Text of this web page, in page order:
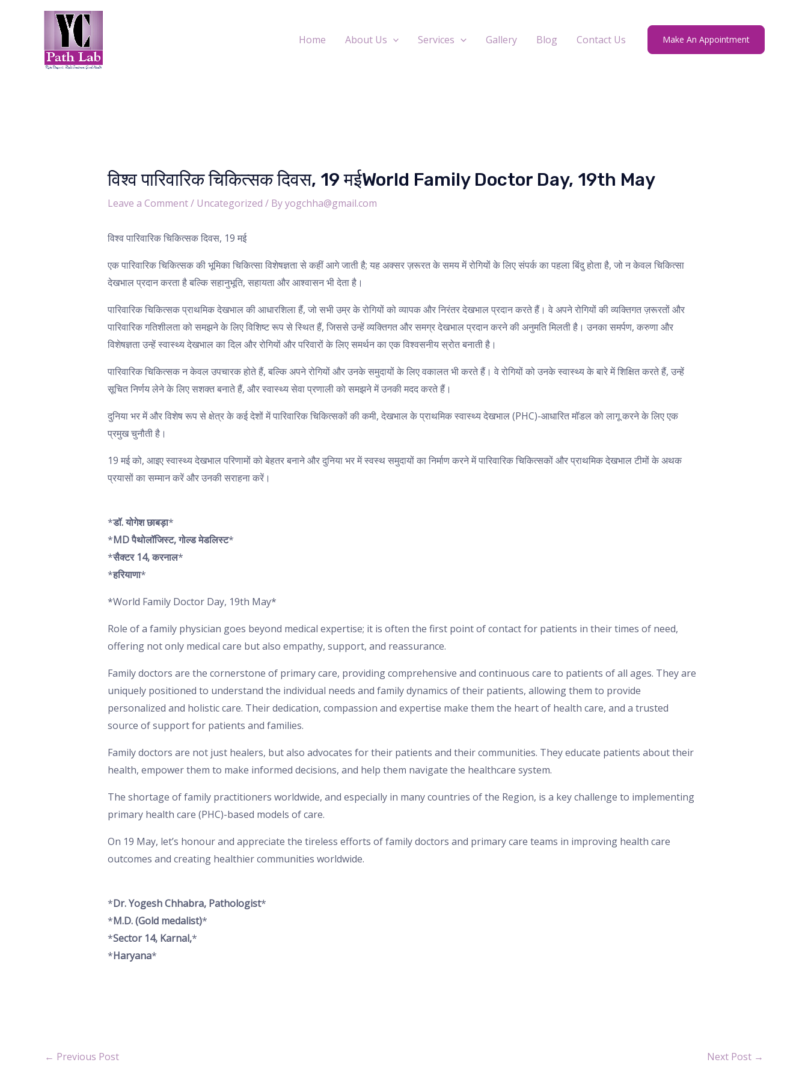
Home About Us Services Gallery Blog Contact Us Make An Appointment
विश्व पारिवारिक चिकित्सक दिवस, 19 मईWorld Family Doctor Day, 19th May
Leave a Comment/ Uncategorized / Byyogchha@gmail.com
विश्व पारिवारिक चिकित्सक दिवस, 19 मई
एक पारिवारिक चिकित्सक की भूमिका चिकित्सा विशेषज्ञता से कहीं आगे जाती है; यह अक्सर ज़रूरत के समय में रोगियों के लिए संपर्क का पहला बिंदु होता है, जो न केवल चिकित्सा
देखभाल प्रदान करता है बल्कि सहानुभूति, सहायता और आश्वासन भी देता है।
पारिवारिक चिकित्सक प्राथमिक देखभाल की आधारशिला हैं, जो सभी उम्र के रोगियों को व्यापक और निरंतर देखभाल प्रदान करते हैं। वे अपने रोगियों की व्यक्तिगत ज़रूरतों और
पारिवारिक गतिशीलता को समझने के लिए विशिष्ट रूप से स्थित हैं, जिससे उन्हें व्यक्तिगत और समग्र देखभाल प्रदान करने की अनुमति मिलती है। उनका समर्पण, करुणा और
विशेषज्ञता उन्हें स्वास्थ्य देखभाल का दिल और रोगियों और परिवारों के लिए समर्थन का एक विश्वसनीय स्रोत बनाती है।
पारिवारिक चिकित्सक न केवल उपचारक होते हैं, बल्कि अपने रोगियों और उनके समुदायों के लिए वकालत भी करते हैं। वे रोगियों को उनके स्वास्थ्य के बारे में शिक्षित करते हैं, उन्हें
सूचित निर्णय लेने के लिए सशक्त बनाते हैं, और स्वास्थ्य सेवा प्रणाली को समझने में उनकी मदद करते हैं।
दुनिया भर में और विशेष रूप से क्षेत्र के कई देशों में पारिवारिक चिकित्सकों की कमी, देखभाल के प्राथमिक स्वास्थ्य देखभाल (PHC)-आधारित मॉडल को लागू करने के लिए एक
प्रमुख चुनौती है।
19 मई को, आइए स्वास्थ्य देखभाल परिणामों को बेहतर बनाने और दुनिया भर में स्वस्थ समुदायों का निर्माण करने में पारिवारिक चिकित्सकों और प्राथमिक देखभाल टीमों के अथक
प्रयासों का सम्मान करें और उनकी सराहना करें।
*डॉ. योगेश छाबड़ा*
*MD पैथोलॉजिस्ट, गोल्ड मेडलिस्ट*
*सैक्टर 14, करनाल*
*हरियाणा*
*World Family Doctor Day, 19th May*
Role of a family physician goes beyond medical expertise; it is often the first point of contact for patients in their times of need,
offering not only medical care but also empathy, support, and reassurance.
Family doctors are the cornerstone of primary care, providing comprehensive and continuous care to patients of all ages. They are
uniquely positioned to understand the individual needs and family dynamics of their patients, allowing them to provide
personalized and holistic care. Their dedication, compassion and expertise make them the heart of health care, and a trusted
source of support for patients and families.
Family doctors are not just healers, but also advocates for their patients and their communities. They educate patients about their
health, empower them to make informed decisions, and help them navigate the healthcare system.
The shortage of family practitioners worldwide, and especially in many countries of the Region, is a key challenge to implementing
primary health care (PHC)-based models of care.
On 19 May, let’s honour and appreciate the tireless efforts of family doctors and primary care teams in improving health care
outcomes and creating healthier communities worldwide.
*Dr. Yogesh Chhabra, Pathologist*
*M.D. (Gold medalist)*
*Sector 14, Karnal,*
*Haryana*
Post
navigation
← Previous Post Next Post →